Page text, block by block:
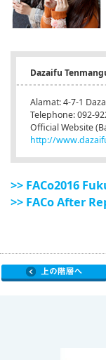
Dazaifu
Alamat: 4-7-1
Telephone: 092-
Official Website
http://
>> FACo2016
>> FACo After